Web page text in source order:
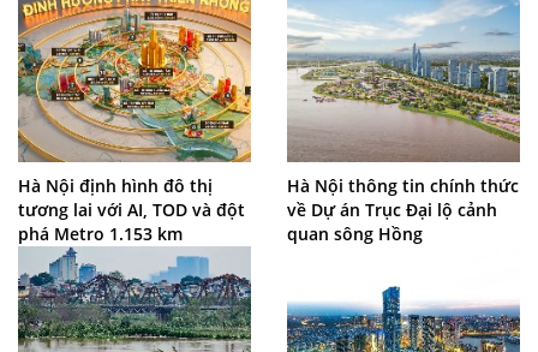
Hà Nội định hình đô thị
tương lai với AI, TOD và đột
phá Metro 1.153 km
Hà Nội thông tin chính thức
về Dự án Trục Đại lộ cảnh
quan sông Hồng